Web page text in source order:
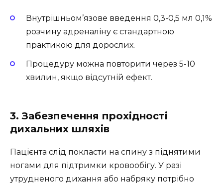
Внутрішньом’язове введення 0,3-0,5 мл 0,1%
розчину адреналіну є стандартною
практикою для дорослих.
Процедуру можна повторити через 5-10
хвилин, якщо відсутній ефект.
3. Забезпечення прохідності
дихальних шляхів
Пацієнта слід покласти на спину з піднятими
ногами для підтримки кровообігу. У разі
утрудненого дихання або набряку потрібно